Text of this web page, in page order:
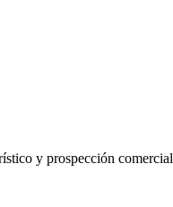
y prospección comercial